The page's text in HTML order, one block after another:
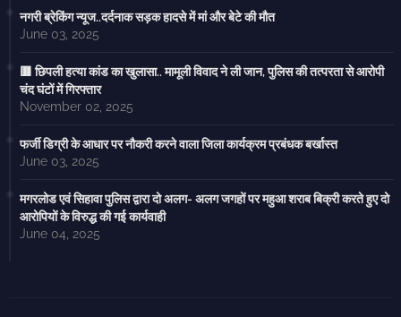
नगरी ब्रेकिंग न्यूज..दर्दनाक सड़क हादसे में मां और बेटे की मौत
June 03, 2025
🟥 छिपली हत्या कांड का खुलासा.. मामूली विवाद ने ली जान, पुलिस की तत्परता से आरोपी
चंद घंटों में गिरफ्तार
November 02, 2025
फर्जी डिग्री के आधार पर नौकरी करने वाला जिला कार्यक्रम प्रबंधक बर्खास्त
June 03, 2025
मगरलोड एवं सिहावा पुलिस द्वारा दो अलग- अलग जगहों पर महुआ शराब बिक्री करते हुए दो
आरोपियों के विरुद्ध की गई कार्यवाही
June 04, 2025